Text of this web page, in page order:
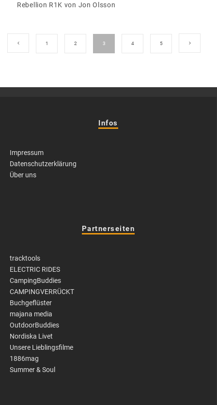
Rebellion R1K von Jon Olsson
1 2 3 4 5
Infos
Impressum
Datenschutzerklärung
Über uns
Partnerseiten
tracktools
ELECTRIC RIDES
CampingBuddies
CAMPINGVERRÜCKT
Buchgeflüster
majana media
OutdoorBuddies
Nordiska Livet
Unsere Lieblingsfilme
1886mag
Summer & Soul